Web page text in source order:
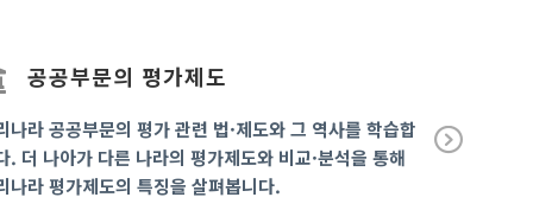
공공부문의 평가제도
나라 공공부문의 평가 관련 법·제도와 그 역사를 학습합
. 더 나아가 다른 나라의 평가제도와 비교·분석을 통해
나라 평가제도의 특징을 살펴봅니다.
평가자로서
평가적 사